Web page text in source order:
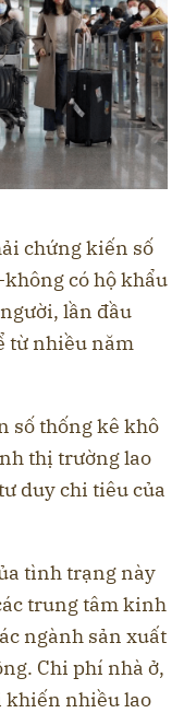
chứng kiến số
có hộ khẩu
lần đầu
từ nhiều năm
số thống kê khô
thị trường lao
duy chi tiêu của
tình trạng này
trung tâm kinh
ngành sản xuất
Chi phí nhà ở,
khiến nhiều lao